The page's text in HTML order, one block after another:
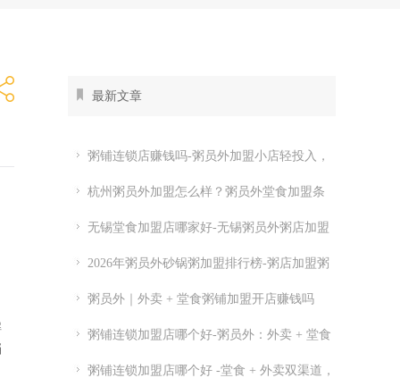
最新文章
粥铺连锁店赚钱吗-粥员外加盟小店轻投入，
全时段都有生意
杭州粥员外加盟怎么样？粥员外堂食加盟条
无锡堂食加盟店哪家好-无锡粥员外粥店加盟
2026年粥员外砂锅粥加盟排行榜-粥店加盟粥
员外开店怎么样
粥员外｜外卖 + 堂食粥铺加盟开店赚钱吗
粥铺连锁加盟店哪个好-粥员外：外卖 + 堂食
粥铺加盟
粥铺连锁加盟店哪个好 -堂食 + 外卖双渠道，